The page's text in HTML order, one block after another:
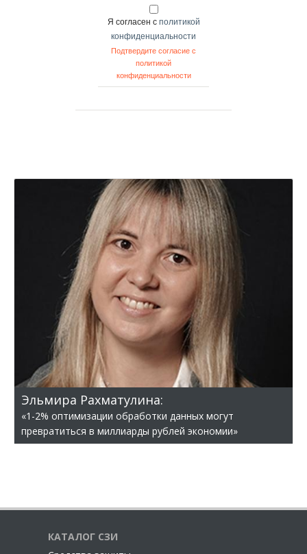
Я согласен с политикой
конфиденциальности
Подтвердите согласие с
политикой
конфиденциальности
Эльмира Рахматулина:
«1-2% оптимизации обработки данных могут
превратиться в миллиарды рублей экономии»
КАТАЛОГ СЗИ